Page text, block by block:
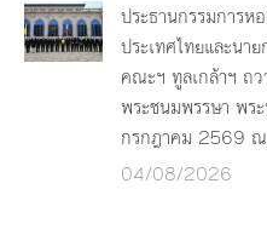
ประธานกรรมการห
ประเทศไทยและนา
คณะฯ ทูลเกล้าฯ ถ
พระชนมพรรษา พร
กรกฎาคม 2569 ณ
04/08/2026